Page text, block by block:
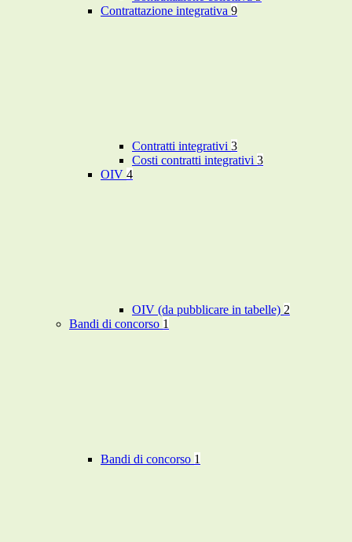
Contrattazione integrativa 9
Contratti integrativi 3
Costi contratti integrativi 3
OIV 4
OIV (da pubblicare in tabelle) 2
Bandi di concorso 1
Bandi di concorso 1